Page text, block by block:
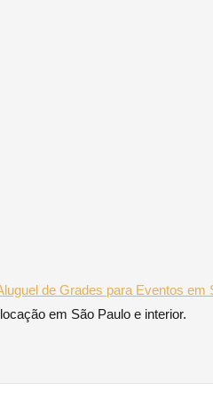
de Grades para Eventos em
em São Paulo e interior.